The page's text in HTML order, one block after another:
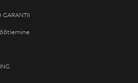
GARANTII